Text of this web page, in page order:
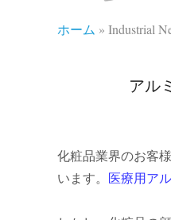
ホーム » Industrial
アル
化粧品業界のお客
います。 医療用ア